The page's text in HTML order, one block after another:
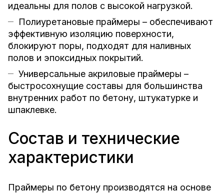
идеальны для полов с высокой нагрузкой.
Полиуретановые праймеры – обеспечивают
эффективную изоляцию поверхности,
блокируют поры, подходят для наливных
полов и эпоксидных покрытий.
Универсальные акриловые праймеры –
быстросохнущие составы для большинства
внутренних работ по бетону, штукатурке и
шпаклевке.
Состав и технические
характеристики
Праймеры по бетону производятся на основе